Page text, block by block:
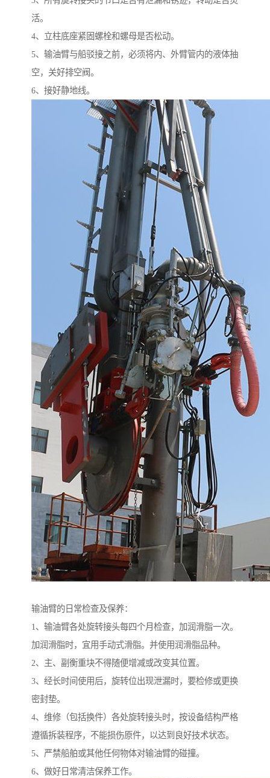
活。
4、立柱底座紧固螺栓和螺母是否松动。
5、输油臂与船驳接之前，必须将内、外臂管内的液体抽
空，关好排空阀。
6、接好静地线。
输油臂的日常检查及保养：
1、输油臂各处旋转接头每四个月检查，加润滑脂一次。
加润滑脂时，宜用手动式滑脂。并使用润滑脂品种。
2、主、副衡重块不得随便增减或改变其位置。
3、经长时间使用后，旋转位出现泄漏时，要检修或更换
密封垫。
4、维修（包括换件）各处旋转接头时，按设备结构严格
遵循拆装程序，不能损伤原件，以达到良好技术状态。
5、严禁船舶或其他任何物体对输油臂的碰撞。
6、做好日常清洁保养工作。